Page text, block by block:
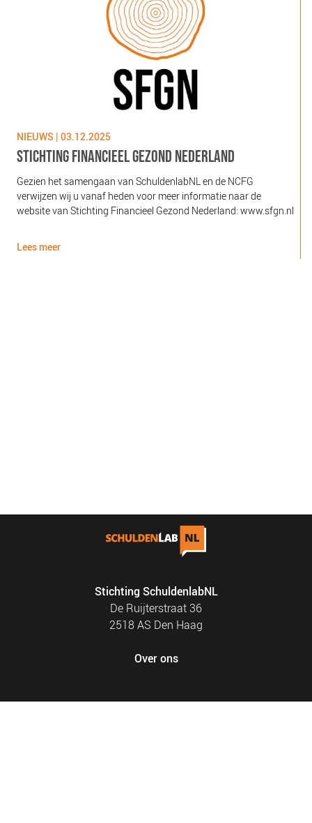
NIEUWS | 03.12.2025
STICHTING FINANCIEEL GEZOND NEDERLAND
Gezien het samengaan van SchuldenlabNL en de NCFG
verwijzen wij u vanaf heden voor meer informatie naar de
website van Stichting Financieel Gezond Nederland: www.sfgn.nl
Lees meer
Stichting SchuldenlabNL
De Ruijterstraat 36
2518 AS Den Haag
Over ons